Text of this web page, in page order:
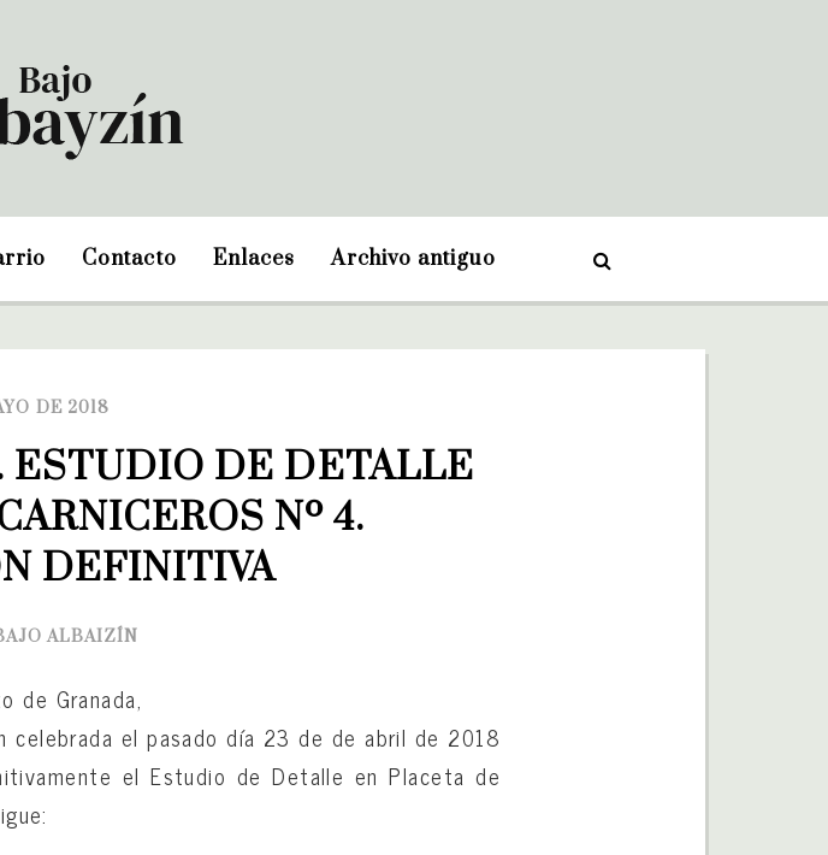
Contacto Enlaces Archivo antiguo
DE 2018
ESTUDIO DE DETALLE
Nº 4.
DEFINITIVA
ALBAIZÍN
de Granada,
celebrada el pasado día 23 de de abril de 2018
el Estudio de Detalle en Placeta de